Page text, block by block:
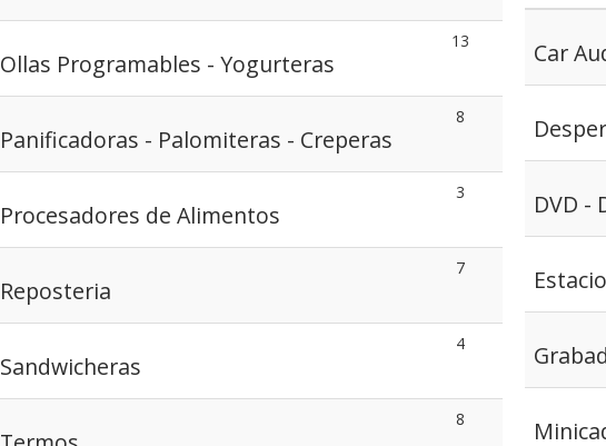
Ollas Programables - Yogurteras
13
Panificadoras - Palomiteras - Creperas
8
Procesadores de Alimentos
3
Reposteria
7
Sandwicheras
4
8
Car
DVD -